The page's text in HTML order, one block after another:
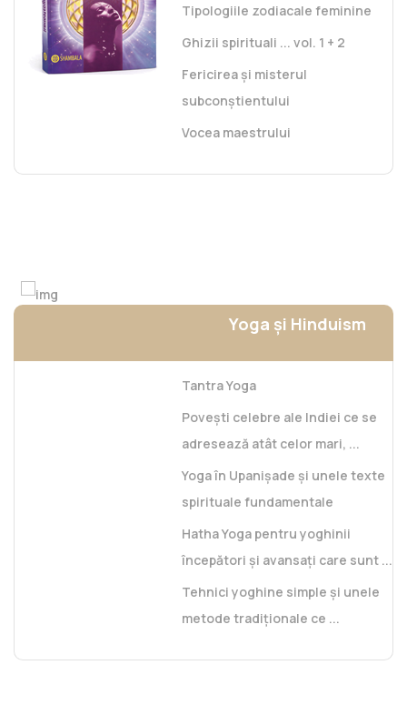
Tipologiile zodiacale feminine
Ghizii spirituali ... vol. 1 + 2
Fericirea și misterul
subconștientului
Vocea maestrului
Yoga și Hinduism
Tantra Yoga
Povești celebre ale Indiei ce se
adresează atât celor mari, ...
Yoga în Upanișade și unele texte
spirituale fundamentale
Hatha Yoga pentru yoghinii
începători și avansați care sunt ...
Tehnici yoghine simple și unele
metode tradiționale ce ...